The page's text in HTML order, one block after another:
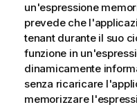
un'espressione
prevede che
tenant durante il suo
funzione in
dinamicamente
senza ricaricare
memorizzare